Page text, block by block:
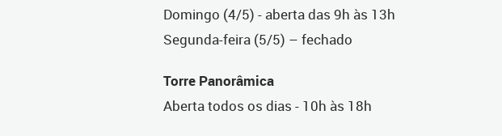
Domingo (4/5) - aberta das 9h às 13h
Segunda-feira (5/5) – fechado
Torre Panorâmica
Aberta todos os dias - 10h às 18h